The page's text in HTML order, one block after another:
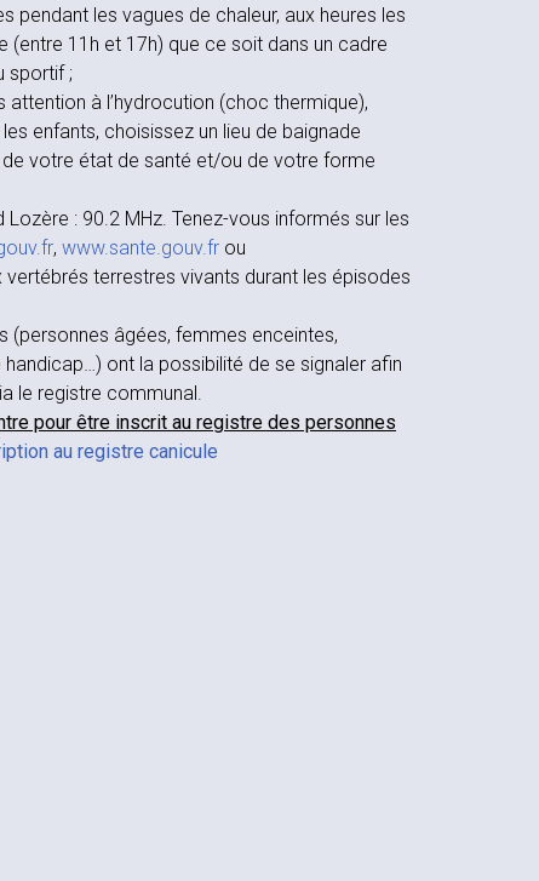
pendant les vagues de chaleur, aux heures les
(entre 11h et 17h) que ce soit dans un cadre
sportif ;
attention à l’hydrocution (choc thermique),
enfants, choisissez un lieu de baignade
votre état de santé et/ou de votre forme
Lozère : 90.2 MHz. Tenez-vous informés sur les
, www.sante.gouv.fr ou
terrestres vivants durant les épisodes
(personnes âgées, femmes enceintes,
ont la possibilité de se signaler afin
le registre communal.
pour être inscrit au registre des personnes
au registre canicule